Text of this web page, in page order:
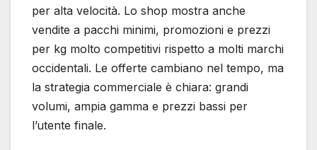
per alta velocità. Lo shop mostra anche
vendite a pacchi minimi, promozioni e prezzi
per kg molto competitivi rispetto a molti marchi
occidentali. Le offerte cambiano nel tempo, ma
la strategia commerciale è chiara: grandi
volumi, ampia gamma e prezzi bassi per
l’utente finale.